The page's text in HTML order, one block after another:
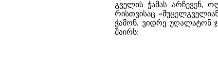
გველის ჭამას არჩევენ,
რისთვისაც
ჭამონ, ვიდრე უღალატონ
შაირს: